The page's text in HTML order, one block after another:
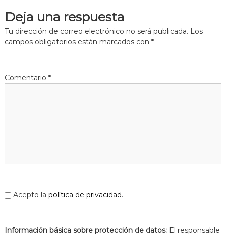
Deja una respuesta
Tu dirección de correo electrónico no será publicada. Los
campos obligatorios están marcados con *
Comentario *
Acepto la política de privacidad.
Información básica sobre protección de datos: El responsable